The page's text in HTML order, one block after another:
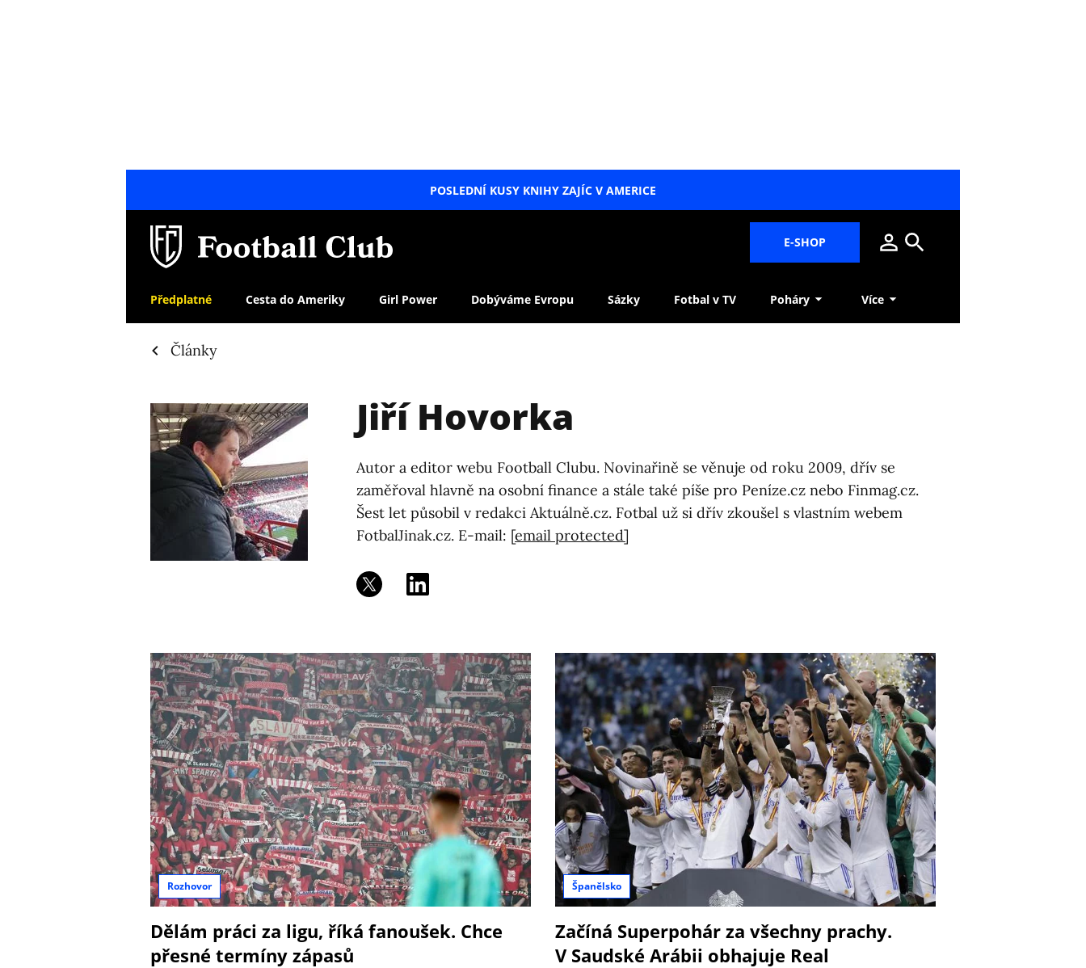
POSLEDNÍ KUSY KNIHY ZAJÍC V AMERICE
E-SHOP
Předplatné Cesta do Ameriky Girl Power Dobýváme Evropu Sázky Fotbal v TV Poháry Více
Články
Jiří Hovorka
Autor a editor webu Football Clubu. Novinařině se věnuje od roku 2009, dřív se
zaměřoval hlavně na osobní finance a stále také píše pro Peníze.cz nebo Finmag.cz.
Šest let působil v redakci Aktuálně.cz. Fotbal už si dřív zkoušel s vlastním webem
FotbalJinak.cz. E-mail: [email protected]
Rozhovor
Dělám práci za ligu, říká fanoušek. Chce
přesné termíny zápasů
Španělsko
Začíná Superpohár za všechny prachy.
V Saudské Arábii obhajuje Real